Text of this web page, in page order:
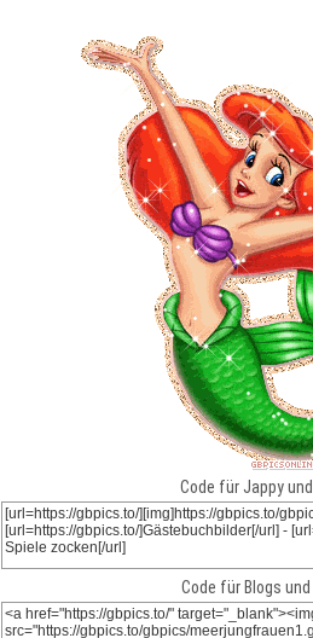
Code für Jappy und
Code für Blogs und